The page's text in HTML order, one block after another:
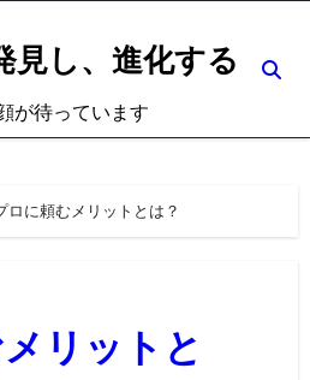
見し、進化する
が待っています
ロに頼むメリットとは？
リットと